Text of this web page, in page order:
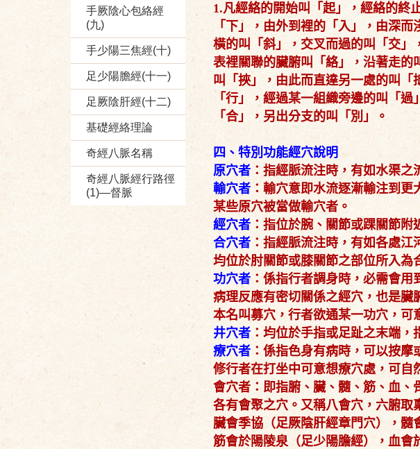
手厥陰心包絡經
(九)
手少陽三焦經(十)
足少陽膽經(十一)
足厥陰肝經(十二)
基礎經絡理論
奇經八脈名稱
奇經八脈經行路徑
(1)—督脈
1.凡經絡的開始叫「起」，經絡的終
「下」，由外到裡的「入」，由深
橫的叫「斜」，交叉而過的叫「交」
表裡關聯的臟腑叫「絡」，沿著走
叫「挾」，由此而直達另一處的叫「
「行」，經過某一組織旁邊的叫「
「合」，另出分支的叫「別」。
四、特別功能經穴說明
原穴者 ：指經脈流注時，有如水渠之
輸穴者 ：輸穴意即水流逐漸輸注到
某些原穴被當做輸穴者。
經穴者 ：指位於腕、關節或踝關節
合穴者 ：指經脈流注時，有如各處江
均位於肘關節或膝關節之部位所入為
功穴者 ：係指行者調身時，必需會
病理反應有密切關係之經穴，也是臟
本名叫募穴，行者欲通某一功穴，可
井穴者 ：均位於手指或足趾之末端
療穴者 ：係指色身有病時，可以按摩
修行者在打坐中可意想療穴處，可自
會穴者：即指腑、臟、髓、筋、血、
各有會聚之穴。又稱八會穴，六腑取
臟會季協（足厥陰肝經章門穴），髓
筋會於陽陵泉（足少陽膽經），血會